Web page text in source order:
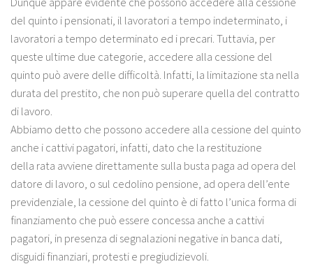
del quinto i pensionati, il lavoratori a tempo indeterminato, i
lavoratori a tempo determinato ed i precari. Tuttavia, per
queste ultime due categorie, accedere alla cessione del
quinto può avere delle difficoltà. Infatti, la limitazione sta nella
durata del prestito, che non può superare quella del contratto
di lavoro.
Abbiamo detto che possono accedere alla cessione del quinto
anche i cattivi pagatori, infatti, dato che la restituzione
della rata avviene direttamente sulla busta paga ad opera del
datore di lavoro, o sul cedolino pensione, ad opera dell’ente
previdenziale, la cessione del quinto è di fatto l’unica forma di
finanziamento che può essere concessa anche a cattivi
pagatori, in presenza di segnalazioni negative in banca dati,
disguidi finanziari, protesti e pregiudizievoli.